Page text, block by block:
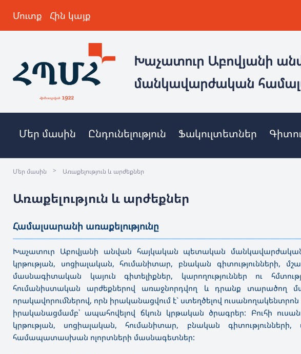
Մուտք Հին կայք
Խաչատուր Աբովյանի
մանկավարժական
Մեր մասին Ընդունելություն Ֆակուլտետներ
Մեր մասին > Առաքելություն և արժեքներ
Առաքելություն և արժեքներ
Համալսարանի առաքելությունը
Խաչատուր Աբովյանի անվան հայկական պետական մանկավարժական
կրթության, սոցիալական, հումանիտար, բնական գիտությունների,
մասնագիտական կայուն գիտելիքներ, կարողություններ ու
հումանիստական արժեքներով առաջնորդվող և դրանք
որակավորումներով, որն իրականացվում է` ստեղծելով
իրականացմամբ՝ ապահովելով ճկուն կրթական ծրագրեր: Բուհի
կրթության, սոցիալական, հումանիտար, բնական
համապատասխան ոլորտների մասնագետներ: